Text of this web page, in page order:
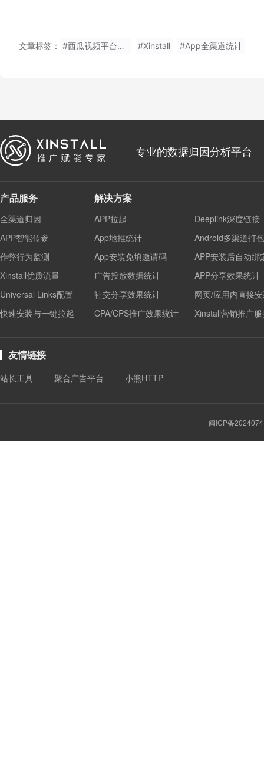
文章标签： #西瓜视频平台推广效果监测 #Xinstall #App全渠道统计
专业的数据归因分析平台
产品服务
全渠道归因
APP智能传参
作弊行为监测
Xinstall优质流量
Universal Links配置
快速安装与一键拉起
解决方案
APP拉起
Deeplink深度链接
App地推统计
Android多渠道打包
App安装免填邀请码
APP安装后自动绑
广告投放数据统计
APP分享效果统计
社交分享效果统计
网页/应用内直接
CPA/CPS推广效果统计
Xinstall营销推广
友情链接
站长工具 聚合广告平台 小熊HTTP
闽ICP备